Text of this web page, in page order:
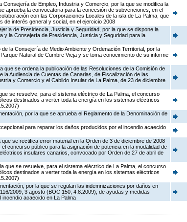
de Empleo, Industria y Comercio, por la que se modifica la
aprueba la convocatoria para la concesión de subvenciones, en el
con las Corporaciones Locales de la isla de La Palma, que
de interés general y social, en el ejercicio 2008
de Presidencia, Justicia y Seguridad, por la que se dispone la
y la Consejería de Presidencia, Justicia y Seguridad para la
la Consejería de Medio Ambiente y Ordenación Territorial, por la
Natural de Cumbre Vieja y se toma conocimiento de su informe
que se ordena la publicación de las Resoluciones de la Comisión de
Audiencia de Cuentas de Canarias, de Fiscalización de las
y Comercio y el Cabildo Insular de La Palma, de 23 de diciembre
se resuelve, para el sistema eléctrico de La Palma, el concurso
destinados a verter toda la energía en los sistemas eléctricos
por la que se aprueba el Reglamento de la Denominación de
para reparar los daños producidos por el incendio acaecido
se rectifica error material en la Orden de 3 de diciembre de 2008
concurso público para la asignación de potencia en la modalidad de
insulares canarios, convocado por Orden de 27 de abril de
que se resuelve, para el sistema eléctrico de La Palma, el concurso
destinados a verter toda la energía en los sistemas eléctricos
por la que se regulan las indemnizaciones por daños en
2009, 3 agosto (BOC 150, 4.8.2009), de ayudas y medidas
acaecido en La Palma